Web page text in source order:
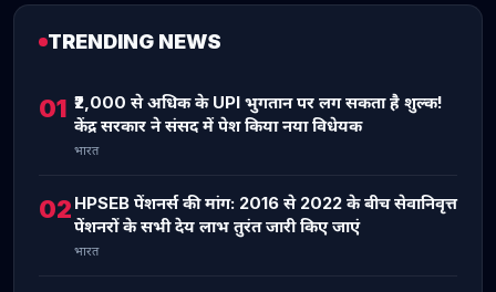
TRENDING NEWS
01 ₹2,000 से अधिक के UPI भुगतान पर लग सकता है शुल्क!
केंद्र सरकार ने संसद में पेश किया नया विधेयक
भारत
02 HPSEB पेंशनर्स की मांग: 2016 से 2022 के बीच सेवानिवृत्त
पेंशनरों के सभी देय लाभ तुरंत जारी किए जाएं
भारत